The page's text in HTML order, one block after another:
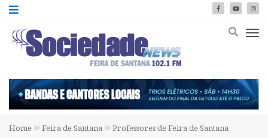
Home Feira de Santana
Professores de Feira de Santana